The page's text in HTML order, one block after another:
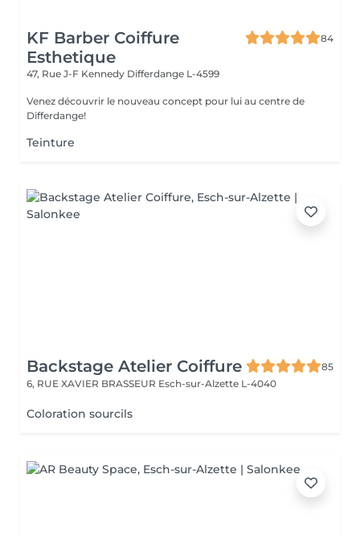
KF Barber Coiffure
Esthetique
84
47, Rue J-F Kennedy Differdange L-4599
Venez découvrir le nouveau concept pour lui au centre de
Differdange!
Teinture
Backstage Atelier Coiffure
85
6, RUE XAVIER BRASSEUR Esch-sur-Alzette L-4040
Coloration sourcils